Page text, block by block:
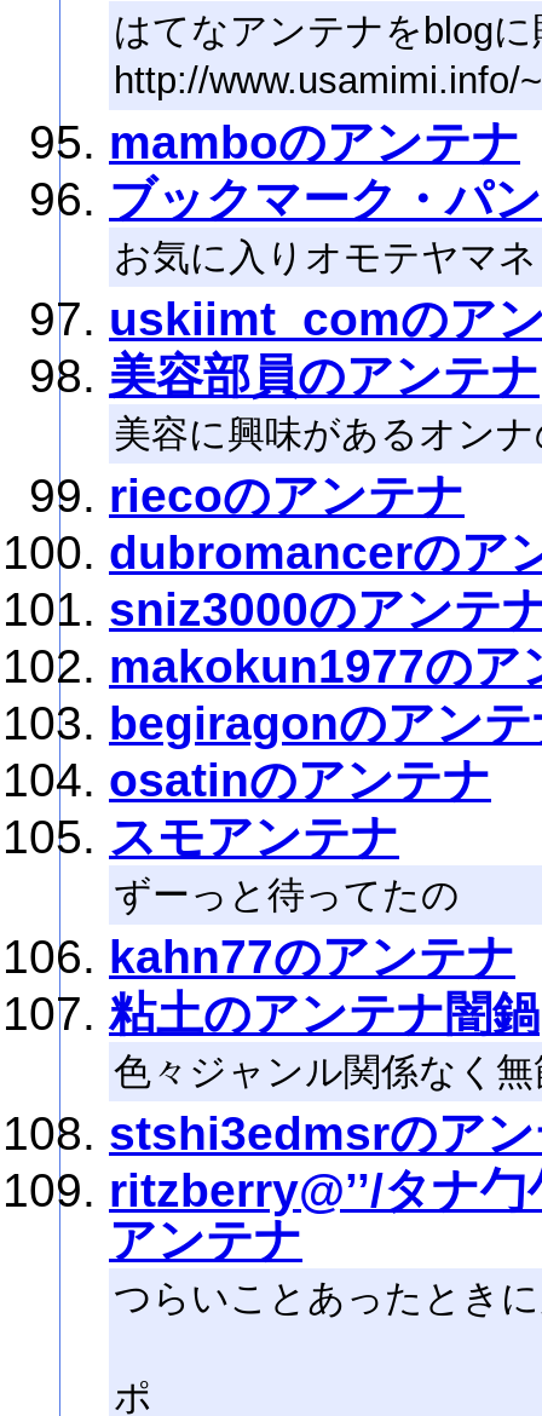
はてなアンテナをblog
http://www.usamimi.info/
mamboのアンテナ
ブックマーク・パ
お気に入りオモテヤマ
uskiimt_comのア
美容部員のアンテナ
美容に興味があるオン
riecoのアンテナ
dubromancerのア
sniz3000のアンテ
makokun1977のア
begiragonのアンテ
osatinのアンテナ
スモアンテナ
ずーっと待ってたの
kahn77のアンテナ
粘土のアンテナ闇鍋
色々ジャンル関係なく
stshi3edmsrのア
ritzberry@’’/タナ
アンテナ
つらいことあったとき
ポ